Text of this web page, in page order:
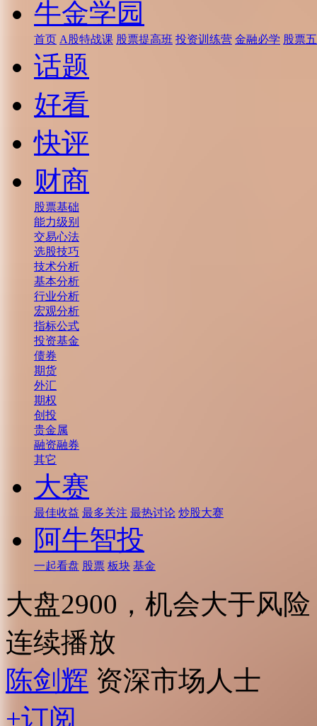
牛金学园
首页 A股特战课 股票提高班 投资训练营 金融必学 股票
话题
好看
快评
财商
股票基础
能力级别
交易心法
选股技巧
技术分析
基本分析
行业分析
宏观分析
指标公式
投资基金
债券
期货
外汇
期权
创投
贵金属
融资融券
其它
大赛
最佳收益 最多关注 最热讨论 炒股大赛
阿牛智投
一起看盘 股票 板块 基金
大盘2900，机会大于风险
连续播放
陈剑辉 资深市场人士
+订阅